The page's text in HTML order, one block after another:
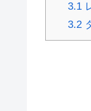
3.1
3.2